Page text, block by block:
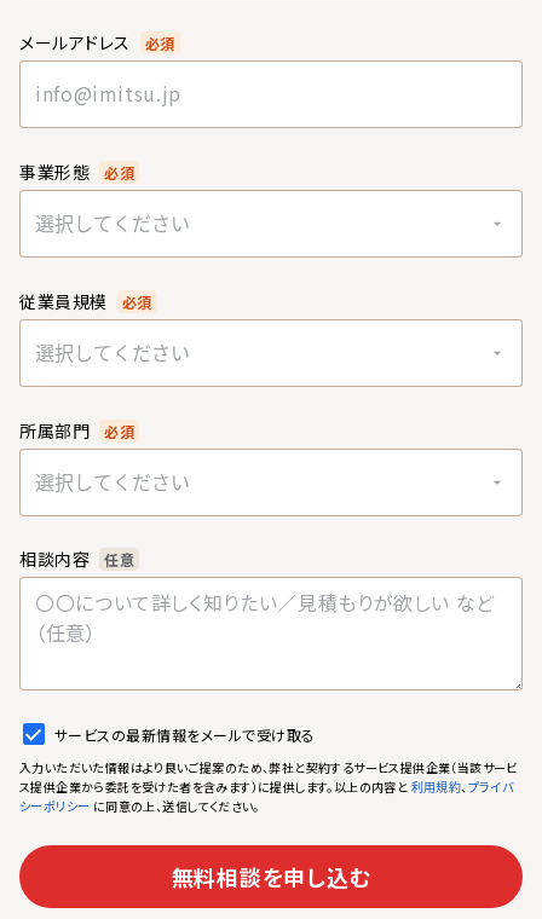
メールアドレス 必須
事業形態 必須
選択してください
従業員規模 必須
選択してください
所属部門 必須
選択してください
相談内容 任意
サービスの最新情報をメールで受け取る
入力いただいた情報はより良いご提案のため、弊社と契約するサービス提供企業（当該サービ
ス提供企業から委託を受けた者を含みます）に提供します。以上の内容と 利用規約、プライバ
シーポリシー に同意の上、送信してください。
無料相談を申し込む